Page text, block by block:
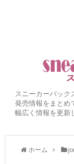
スニーカーバッ
発売情報をまとめ
幅広く情報を更新
ホーム